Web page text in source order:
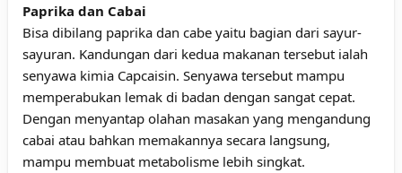
Paprika dan Cabai
Bisa dibilang paprika dan cabe yaitu bagian dari sayur-
sayuran. Kandungan dari kedua makanan tersebut ialah
senyawa kimia Capcaisin. Senyawa tersebut mampu
memperabukan lemak di badan dengan sangat cepat.
Dengan menyantap olahan masakan yang mengandung
cabai atau bahkan memakannya secara langsung,
mampu membuat metabolisme lebih singkat.